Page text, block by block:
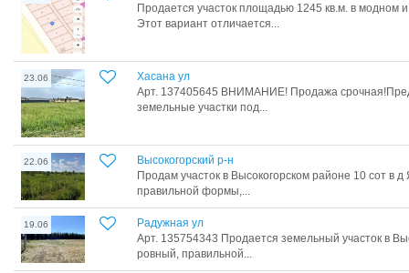
Продается участок площадью 1245 кв.м. в модном
Этот вариант отличается...
23.06
Хасана ул
Арт. 137405645 ВНИМАНИЕ! Продажа
земельные учaстки под...
22.06
Высокогорский р-н
Продам участок в Высокогорском районе 10 сот в
правильной формы,...
19.06
Радужная ул
Арт. 135754343 Продается земельный участок в
pовный, правильной...